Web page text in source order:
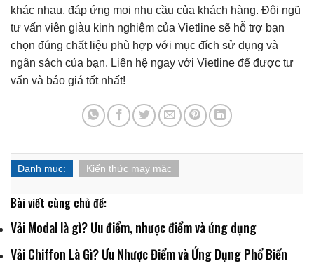
khác nhau, đáp ứng mọi nhu cầu của khách hàng. Đội ngũ
tư vấn viên giàu kinh nghiệm của Vietline sẽ hỗ trợ bạn
chọn đúng chất liệu phù hợp với mục đích sử dụng và
ngân sách của bạn. Liên hệ ngay với Vietline để được tư
vấn và báo giá tốt nhất!
Danh mục: Kiến thức may mặc
Bài viết cùng chủ đề:
Vải Modal là gì? Ưu điểm, nhược điểm và ứng dụng
Vải Chiffon Là Gì? Ưu Nhược Điểm và Ứng Dụng Phổ Biến